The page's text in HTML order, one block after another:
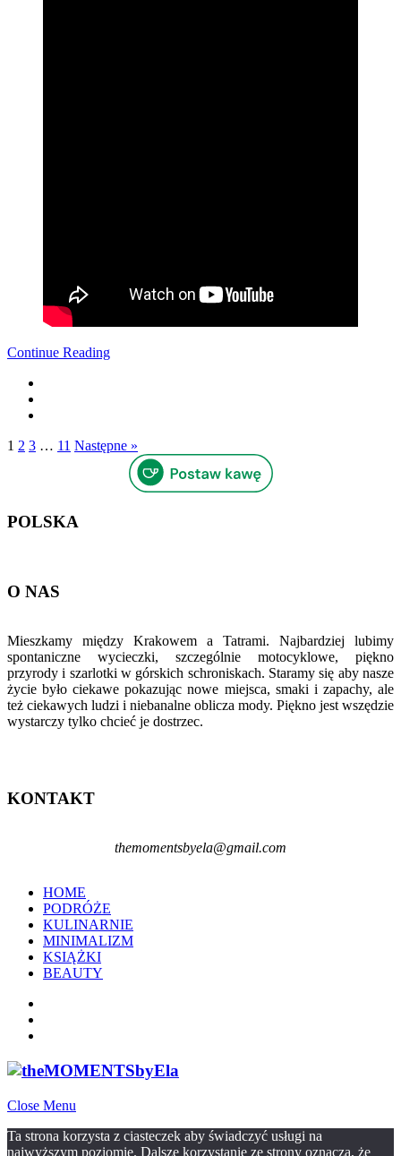
Continue Reading
1 2 3 … 11 Następne »
POLSKA
O NAS
Mieszkamy między Krakowem a Tatrami. Najbardziej lubimy
spontaniczne wycieczki, szczególnie motocyklowe, piękno
przyrody i szarlotki w górskich schroniskach. Staramy się aby nasze
życie było ciekawe pokazując nowe miejsca, smaki i zapachy, ale
też ciekawych ludzi i niebanalne oblicza mody. Piękno jest wszędzie
wystarczy tylko chcieć je dostrzec.
KONTAKT
themomentsbyela@gmail.com
HOME
PODRÓŻE
KULINARNIE
MINIMALIZM
KSIĄŻKI
BEAUTY
Close Menu
Ta strona korzysta z ciasteczek aby świadczyć usługi na
najwyższym poziomie. Dalsze korzystanie ze strony oznacza, że